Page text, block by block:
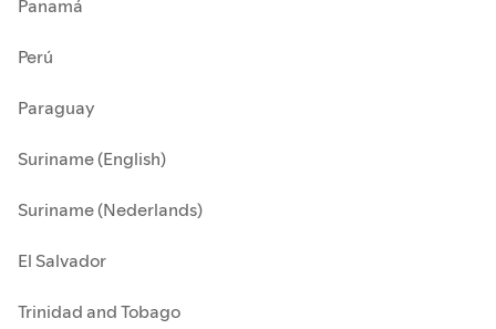
Panamá
Perú
Paraguay
Suriname (English)
Suriname (Nederlands)
El Salvador
Trinidad and Tobago